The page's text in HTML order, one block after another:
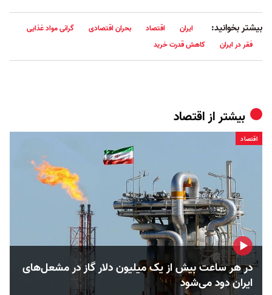
بیشتر بخوانید: ایران اقتصاد بحران اقتصادی
گرانی مواد غذایی
فقر در ایران
کاهش قدرت خرید
بیشتر ازاقتصاد
اقتصاد
در هر ساعت بیش از یک میلیون دلار گاز در مشعل‌های
ایران دود می‌شود